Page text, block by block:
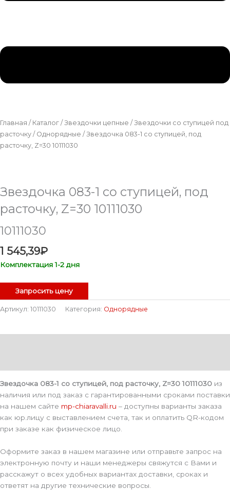
Главная / Каталог / Звездочки цепные / Звездочки со ступицей под
расточку / Однорядные / Звездочка 083-1 со ступицей, под
расточку, Z=30 10111030
Звездочка 083-1 со ступицей, под
расточку, Z=30 10111030
10111030
1 545,39₽
Комплектация 1-2 дня
Запросить цену
Артикул: 10111030 Категория: Однорядные
Звездочка 083-1 со ступицей, под расточку, Z=30 10111030 из
наличия или под заказ с гарантированными сроками поставки
на нашем сайте mp-chiaravalli.ru – доступны варианты заказа
как юр.лицу с выставлением счета, так и оплатить QR-кодом
при заказе как физическое лицо.
Оформите заказ в нашем магазине или отправьте запрос на
электронную почту и наши менеджеры свяжутся с Вами и
расскажут о всех удобных вариантах доставки, сроках и
ответят на другие технические вопросы.